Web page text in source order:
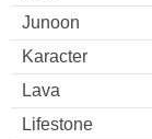
Junoon
Karacter
Lava
Lifestone